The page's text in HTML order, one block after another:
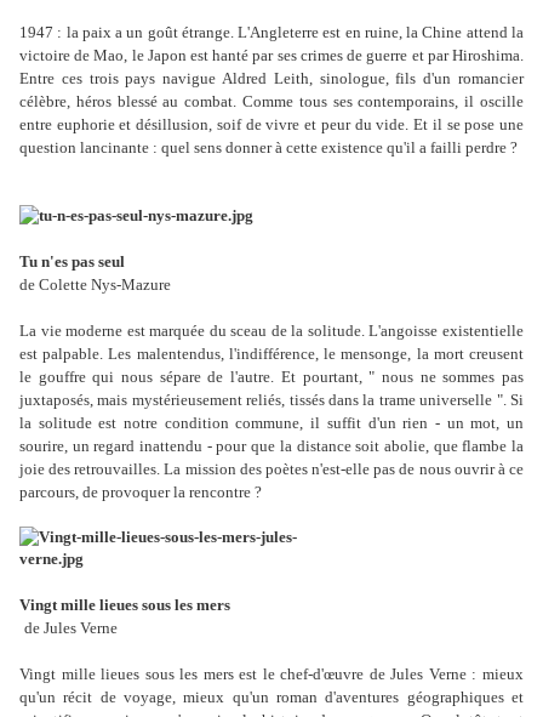
1947 : la paix a un goût étrange. L'Angleterre est en ruine, la Chine attend la
victoire de Mao, le Japon est hanté par ses crimes de guerre et par Hiroshima.
Entre ces trois pays navigue Aldred Leith, sinologue, fils d'un romancier
célèbre, héros blessé au combat. Comme tous ses contemporains, il oscille
entre euphorie et désillusion, soif de vivre et peur du vide. Et il se pose une
question lancinante : quel sens donner à cette existence qu'il a failli perdre ?
Tu n'es pas seul
de Colette Nys-Mazure
La vie moderne est marquée du sceau de la solitude. L'angoisse existentielle
est palpable. Les malentendus, l'indifférence, le mensonge, la mort creusent
le gouffre qui nous sépare de l'autre. Et pourtant, " nous ne sommes pas
juxtaposés, mais mystérieusement reliés, tissés dans la trame universelle ". Si
la solitude est notre condition commune, il suffit d'un rien - un mot, un
sourire, un regard inattendu - pour que la distance soit abolie, que flambe la
joie des retrouvailles. La mission des poètes n'est-elle pas de nous ouvrir à ce
parcours, de provoquer la rencontre ?
Vingt mille lieues sous les mers
de Jules Verne
Vingt mille lieues sous les mers est le chef-d'œuvre de Jules Verne : mieux
qu'un récit de voyage, mieux qu'un roman d'aventures géographiques et